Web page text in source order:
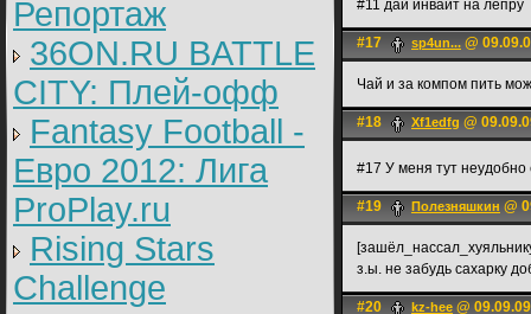
Репортаж
36ON.RU BATTLE
CITY: Плей-офф
Fantasy Football -
Евро 2012: Лига
ProPlay.ru
Rising Stars
Challenge
#11 дай инвайт на лепру
#17 sp4un... @
Чай и за компом пить
#18 Xf1edfg @
#17 У меня тут неудобно
#19 Пoлезняшкин @
з.ы. не забудь сахарку
#20 kz-hee @